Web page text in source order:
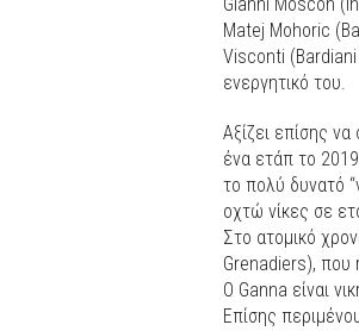
Matej Mohoric
Visconti (Bardiani
ενεργητικό του.
Αξίζει επίσης
ένα ετάπ το
το πολύ δυνατό
οχτώ νίκες σε
Στο ατομικό
Grenadiers), που
Ο Ganna είναι
Επίσης